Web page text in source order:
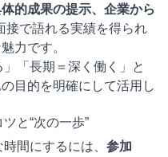
的成果の提示、企業から
接で語れる実績を得られ
力です。
「長期＝深く働く」と
目的を明確にして活用し
と“次の一歩”
間にするには、 参加